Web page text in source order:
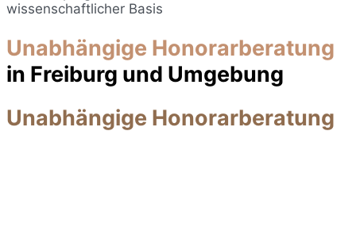
wissenschaftlicher Basis
Unabhängige Honorarberatung
in Freiburg und Umgebung
Unabhängige Honorarberatung